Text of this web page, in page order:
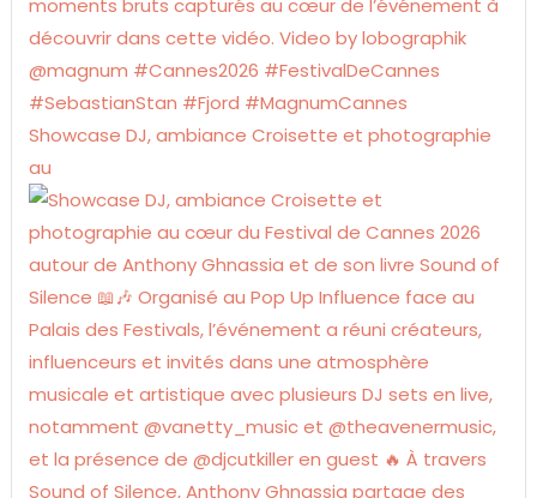
Showcase DJ, ambiance Croisette et photographie
au